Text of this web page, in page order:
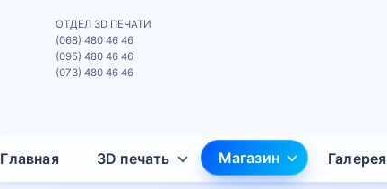
Главная 3D печать Магазин Галерея
ОТДЕЛ 3D ПЕЧАТИ
(068) 480 46 46
(095) 480 46 46
(073) 480 46 46